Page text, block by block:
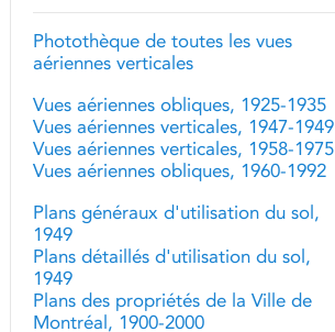
Photothèque de toutes les vues
aériennes verticales
Vues aériennes obliques, 1925-1935
Vues aériennes verticales, 1947-1949
Vues aériennes verticales, 1958-1975
Vues aériennes obliques, 1960-1992
Plans généraux d'utilisation du sol,
1949
Plans détaillés d'utilisation du sol,
1949
Plans des propriétés de la Ville de
Montréal, 1900-2000